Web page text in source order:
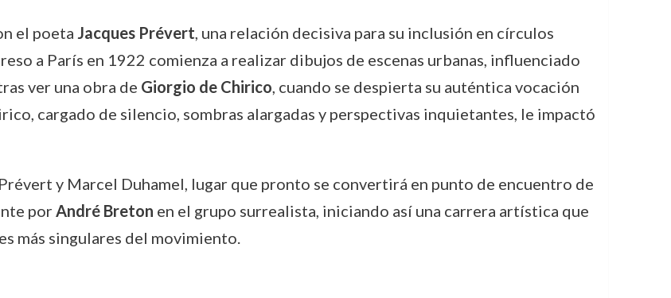
el poeta Jacques Prévert, una relación decisiva para su inclusión en círculos
a París en 1922 comienza a realizar dibujos de escenas urbanas, influenciado
ver una obra de Giorgio de Chirico, cuando se despierta su auténtica vocación
cargado de silencio, sombras alargadas y perspectivas inquietantes, le impactó
y Marcel Duhamel, lugar que pronto se convertirá en punto de encuentro de
por André Breton en el grupo surrealista, iniciando así una carrera artística que
más singulares del movimiento.